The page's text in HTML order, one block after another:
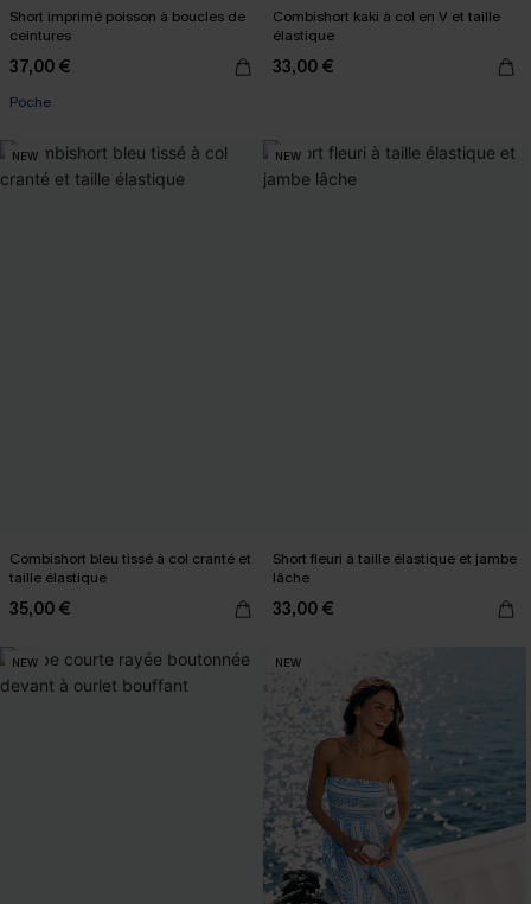
Short imprimé poisson à boucles de
ceintures
37,00 €
Poche
Combishort kaki à col en V et taille
élastique
33,00 €
NEW
Combishort bleu tissé à col cranté et
taille élastique
35,00 €
NEW
Short fleuri à taille élastique et jambe
lâche
33,00 €
NEW NEW